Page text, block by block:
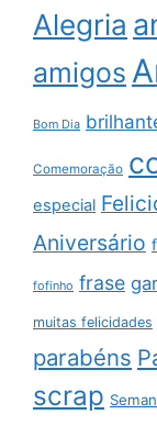
Alegria
amigos
Bom Dia
Comemoração
especial
Aniversário
fofinho frase
muitas felicidades
parabéns
scrap